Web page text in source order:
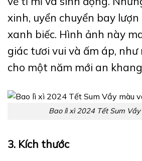
xinh, uyển chuyển bay
xanh biếc. Hình ảnh này
giác tươi vui và ấm áp, như
cho một năm mới an
Bao lì xì 2024 Tết Sum
3. Kích thước